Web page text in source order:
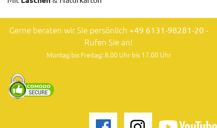
Gerne beraten wir Sie persönlich +49 6131-98281-20 -
Rufen Sie an!
Montag bis Freitag: 8.00 Uhr bis 17.00 Uhr